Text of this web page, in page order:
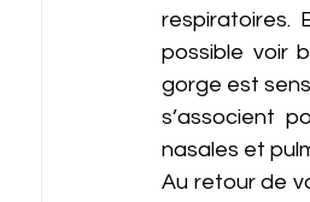
respiratoires.
possible voir
gorge est
s’associent
nasales et
Au retour de